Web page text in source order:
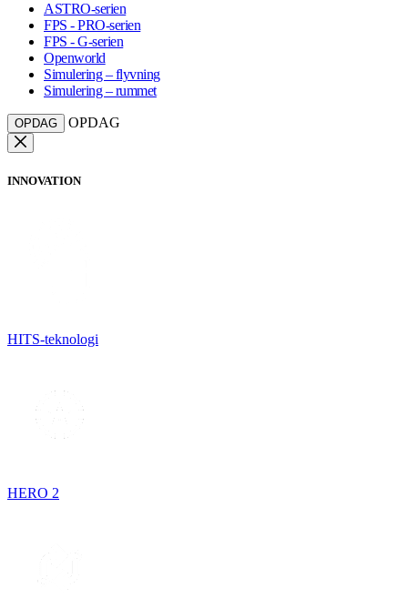
ASTRO-serien
FPS - PRO-serien
FPS - G-serien
Openworld
Simulering – flyvning
Simulering – rummet
OPDAG OPDAG
INNOVATION
HITS-teknologi
HERO 2